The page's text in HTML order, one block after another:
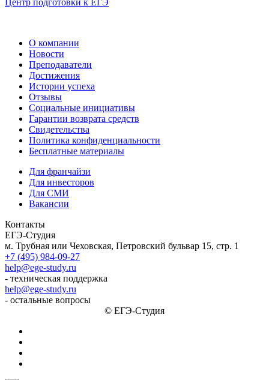
Центр подготовки к ЕГЭ
О компании
Новости
Преподаватели
Достижения
Истории успеха
Отзывы
Социальные инициативы
Гарантии возврата средств
Свидетельства
Политика конфиденциальности
Бесплатные материалы
Для франчайзи
Для инвесторов
Для СМИ
Вакансии
Контакты
ЕГЭ-Студия
м. Трубная или Чеховская, Петровский бульвар 15, стр. 1
+7 (495) 984-09-27
help@ege-study.ru
- техническая поддержка
help@ege-study.ru
- остальные вопросы
© ЕГЭ-Студия